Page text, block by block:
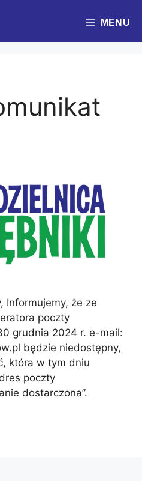
MENU
Informujemy, że ze
poczty
grudnia 2024 r. e-mail:
będzie niedostępny,
która w tym dniu
poczty
dostarczona”.